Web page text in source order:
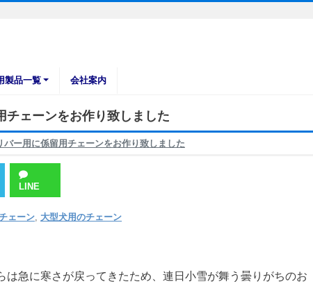
製品一覧 会社案内
チェーンをお作り致しました
バー用に係留用チェーンをお作り致しました
LINE
ェーン 大型犬用のチェーン
は急に寒さが戻ってきたため、連日小雪が舞う曇りがちのお